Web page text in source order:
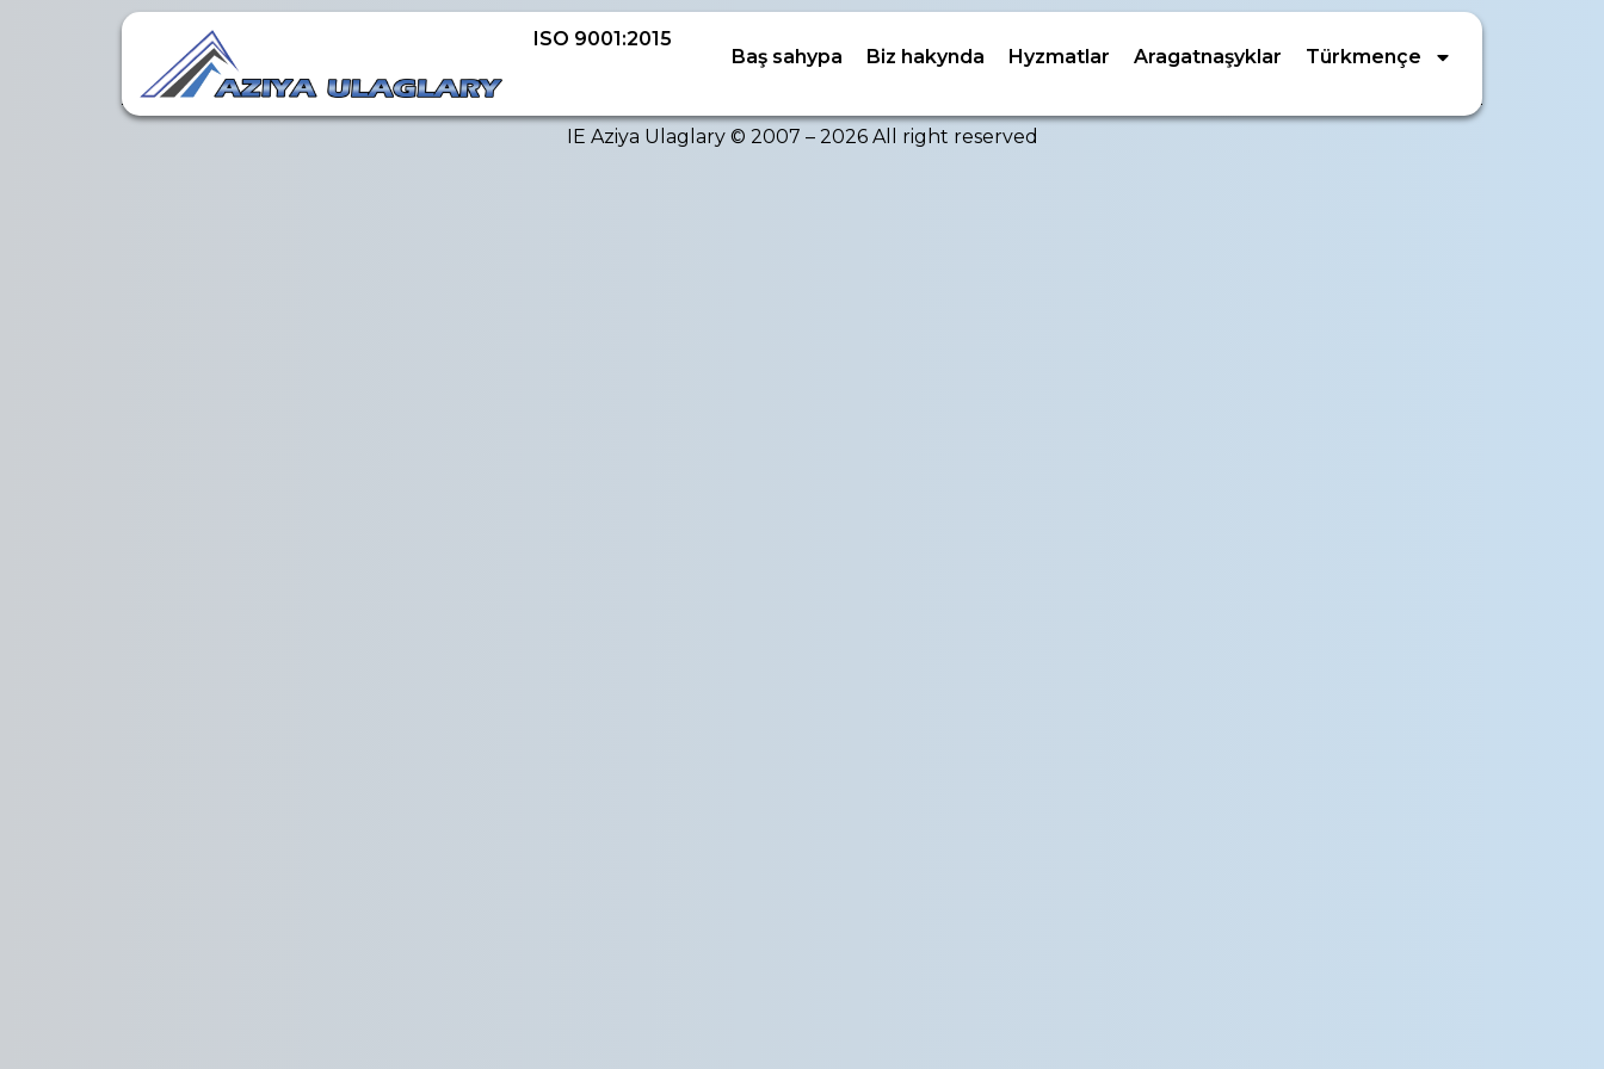
ISO 9001:2015
Baş sahypa Biz hakynda Hyzmatlar Aragatnaşyklar Türkmençe
Author:
IE Aziya Ulaglary © 2007 – 2026 All right reserved